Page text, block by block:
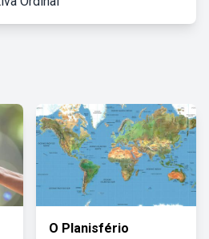
O Planisfério